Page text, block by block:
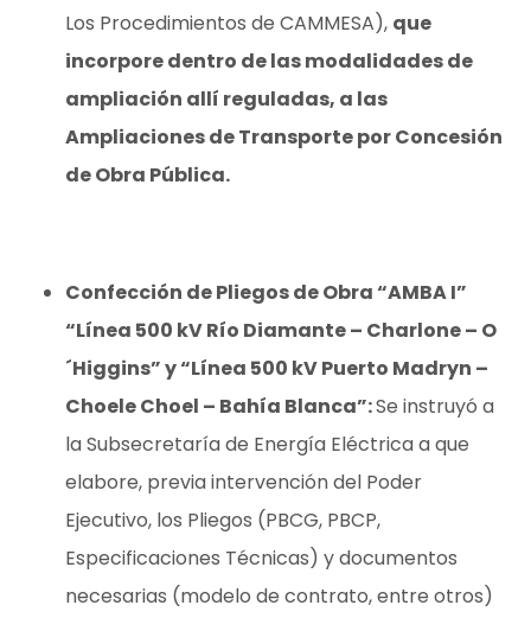
Los Procedimientos de CAMMESA), que
incorpore dentro de las modalidades de
ampliación allí reguladas, a las
Ampliaciones de Transporte por Concesión
de Obra Pública.
Confección de Pliegos de Obra “AMBA I”
“Línea 500 kV Río Diamante – Charlone – O
´Higgins” y “Línea 500 kV Puerto Madryn –
Choele Choel – Bahía Blanca”:Se instruyó a
la Subsecretaría de Energía Eléctrica a que
elabore, previa intervención del Poder
Ejecutivo, los Pliegos (PBCG, PBCP,
Especificaciones Técnicas) y documentos
necesarias (modelo de contrato, entre otros)